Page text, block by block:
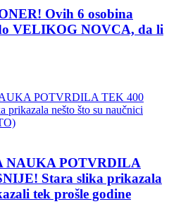
Ovih 6 osobina
VELIKOG NOVCA, da li
NAUKA POTVRDILA
Stara slika prikazala
tek prošle godine